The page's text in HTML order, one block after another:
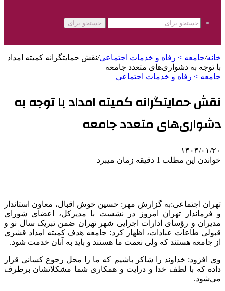
جستجو برای
خانه/جامعه > رفاه و خدمات اجتماعی/نقش حمایتگرانه کمیته امداد
با توجه به دشواری‌های متعدد جامعه
جامعه > رفاه و خدمات اجتماعی
نقش حمایتگرانه کمیته امداد با توجه به
دشواری‌های متعدد جامعه
۱۴۰۴/۰۱/۲۰
خواندن این مطلب 1 دقیقه زمان میبرد
تهران اجتماعی:به گزارش مهر: حسین خوش اقبال، معاون استاندار
و فرماندار تهران امروز در نشست با مدیرکل، اعضای شورای
مدیران و رؤسای ادارات اجرایی شهر تهران ضمن تبریک سال نو و
قبولی طاعات عبادات، اظهار کرد: جامعه هدف کمیته امداد قشری
از جامعه هستند که ولی نعمت ما هستند و باید به آنان خدمت شود.
وی افزود: خداوند را شاکر باشیم که ما را محل رجوع کسانی قرار
داده که با لطف خدا و درایت و همکاری شما مشکلاتشان برطرف
می‌شود.